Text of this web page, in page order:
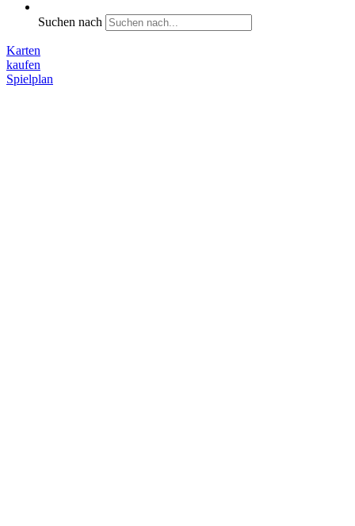
Suchen nach
Karten
kaufen
Spielplan